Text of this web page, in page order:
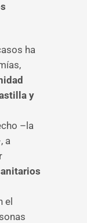
ha
y
–la
a
el